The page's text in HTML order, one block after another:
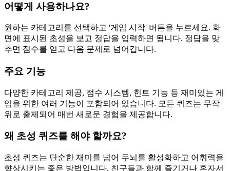
어떻게 사용하나요?
원하는 카테고리를 선택하고 '게임 시작' 버튼을 누르세요. 화
면에 표시된 초성을 보고 정답을 입력하면 됩니다. 정답을 맞
추면 점수를 얻고 다음 문제로 넘어갑니다.
주요 기능
다양한 카테고리 제공, 점수 시스템, 힌트 기능 등 재미있는 게
임을 위한 여러 기능이 포함되어 있습니다. 모든 퀴즈는 무작
위로 출제되어 매번 새로운 경험을 제공합니다.
왜 초성 퀴즈를 해야 할까요?
초성 퀴즈는 단순한 재미를 넘어 두뇌를 활성화하고 어휘력을
향상시키는 좋은 방법입니다. 친구들과 함께 즐기거나 혼자서